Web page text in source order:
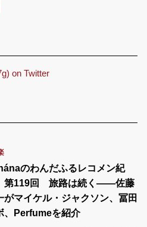
on Twitter
のわんだふるレコメン紀
第119回 旅路は続く――佐藤
がマイケル・ジャクソン、冨田
、Perfumeを紹介